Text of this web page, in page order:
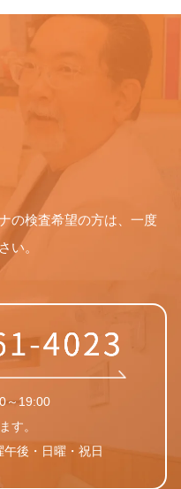
の検査希望の方は、一度
い。
～19:00
す。
後・日曜・祝日